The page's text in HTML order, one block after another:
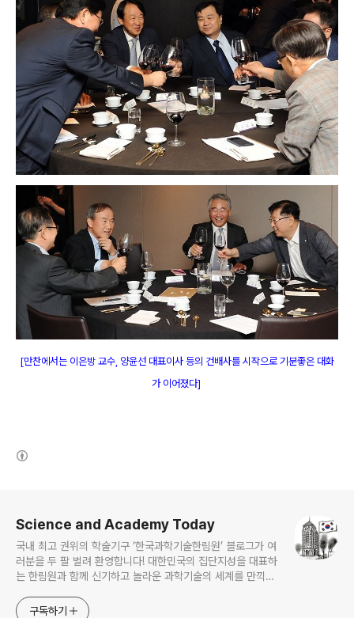
[만찬에서는 이은방 교수, 양윤선 대표이사 등의 건배사를 시작으로 기분좋은 대화
가 이어졌다]
Science and Academy Today
국내 최고 권위의 학술기구 ‘한국과학기술한림원’ 블로그가 여
러분을 두 팔 벌려 환영합니다! 대한민국의 집단지성을 대표하
는 한림원과 함께 신기하고 놀라운 과학기술의 세계를 만끽하
구독하기